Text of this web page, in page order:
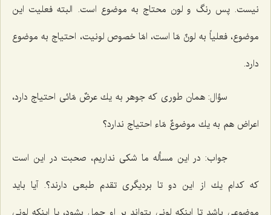
نیست. پس رنگ و لون محتاج به موضوع است. البته فعلیت این
موضوع، فعلیاً به لونٌ مّا است، امّا خصوص لونیت، احتیاج به موضوع
دارد.
سؤال:همان طورى كه جوهر به یك عرضٌ مّائى احتیاج دارد،
اعراض هم به یك موضوعٌ مّاء احتیاج ندارد؟
جواب:در این مسأله ما شكى نداریم، صحبت در این است
كه كدام یك از این دو تا بردیگرى تقدم طبعى دارند؟. آیا باید